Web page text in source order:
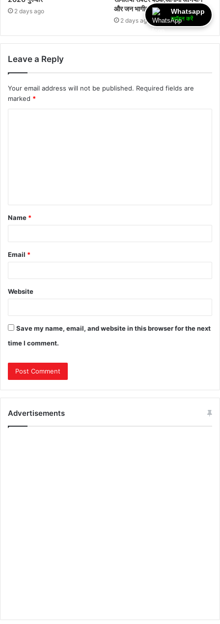
2 days ago
और जन भागीदारी पर हुई चर्चा
2 days ago
Leave a Reply
Your email address will not be published. Required fields are
marked *
Name *
Email *
Website
Save my name, email, and website in this browser for the next
time I comment.
Advertisements
Whatsapp
ज्वॉइन करें